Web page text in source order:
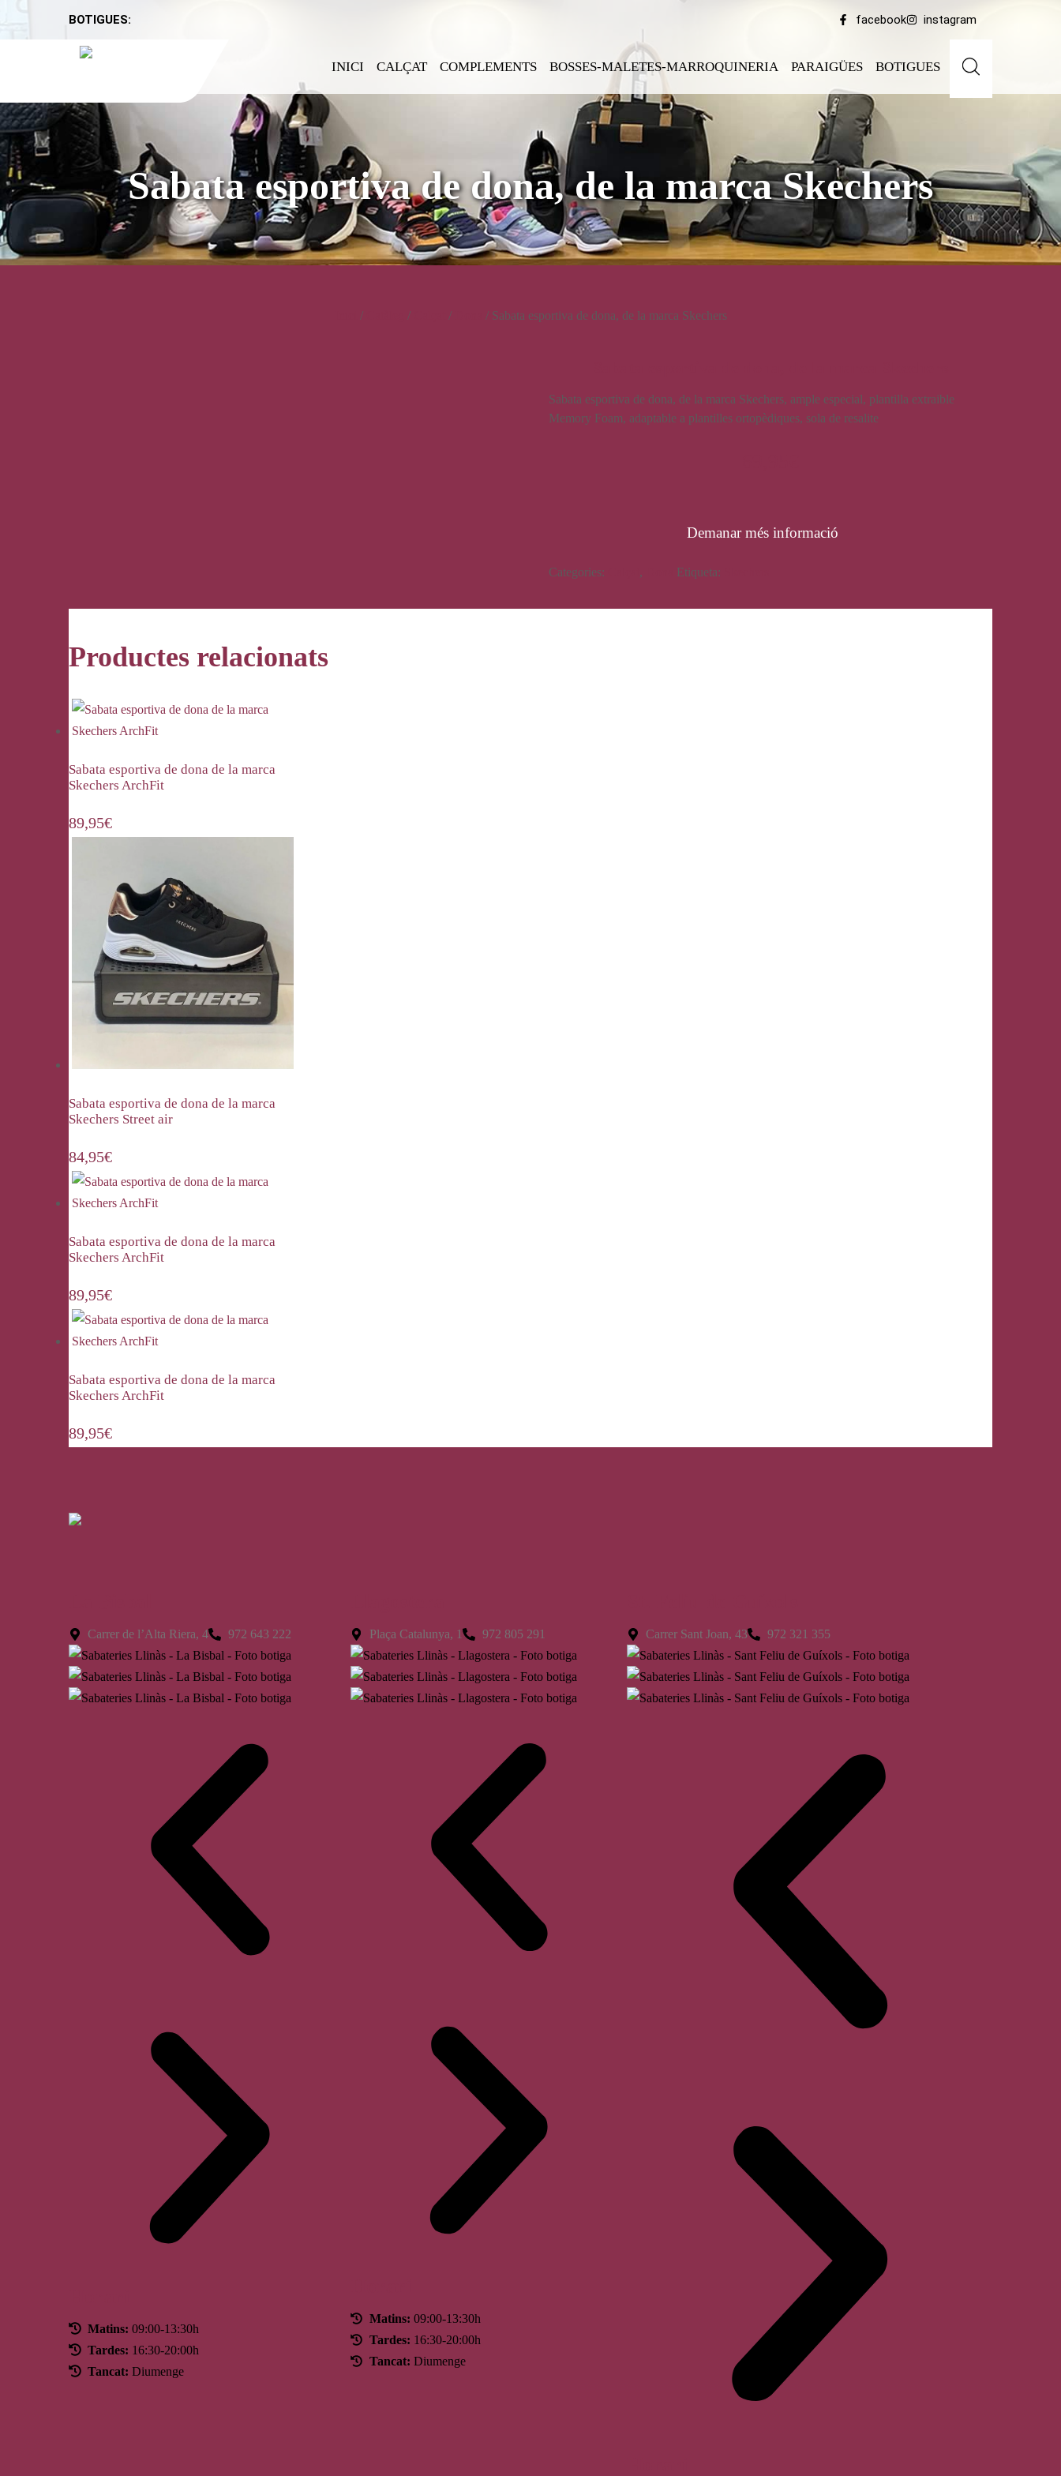
BOTIGUES: facebook instagram
INICI CALÇAT COMPLEMENTS BOSSES-MALETES-MARROQUINERIA PARAIGÜES BOTIGUES
Sabata esportiva de dona, de la marca Skechers
/ / / / Sabata esportiva de dona, de la marca Skechers
Sabata esportiva de dona, de la marca Skechers, ample especial, plantilla extraible
Memory Foam, adaptable a plantilles ortopèdiques, sola de resalite
Demanar més informació
Categories: , Etiqueta:
Productes relacionats
Sabata esportiva de dona de la marca
Skechers ArchFit
89,95€
Sabata esportiva de dona de la marca
Skechers Street air
84,95€
Sabata esportiva de dona de la marca
Skechers ArchFit
89,95€
Sabata esportiva de dona de la marca
Skechers ArchFit
89,95€
Carrer de l’Alta Riera, 4 972 643 222
Matins: 09:00-13:30h
Tardes: 16:30-20:00h
Tancat: Diumenge
Plaça Catalunya, 1 972 805 291
Matins: 09:00-13:30h
Tardes: 16:30-20:00h
Tancat: Diumenge
Carrer Sant Joan, 43 972 321 355